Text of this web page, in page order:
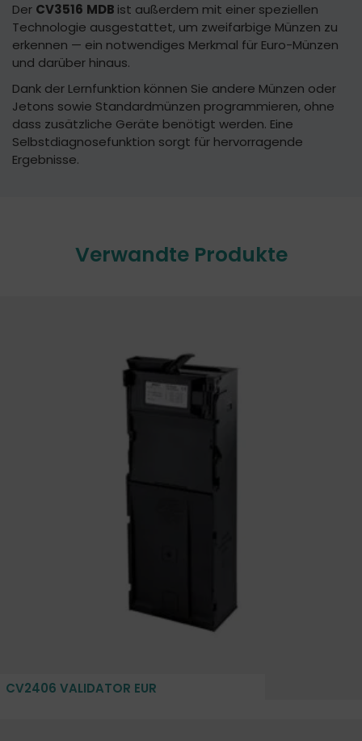
Der CV3516 MDB ist außerdem mit einer speziellen
Technologie ausgestattet, um zweifarbige Münzen zu
erkennen — ein notwendiges Merkmal für Euro-Münzen
und darüber hinaus.
Dank der Lernfunktion können Sie andere Münzen oder
Jetons sowie Standardmünzen programmieren, ohne
dass zusätzliche Geräte benötigt werden. Eine
Selbstdiagnosefunktion sorgt für hervorragende
Ergebnisse.
Verwandte Produkte
CV2406 VALIDATOR EUR